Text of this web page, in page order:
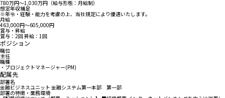
780万円〜1,030万円（給与形態：月給制）
想定年収補足
※年令・経験・能力を考慮の上、当社規定により優遇いたします。
月給
463,000円〜605,000円
賞与・昇給
賞与：2回 昇給：1回
ポジション
職位
主任
職種
・プロジェクトマネージャー(PM)
配属先
部署名
金融ビジネスユニット 金融システム第一本部 第一部
部署の特徴・業務環境